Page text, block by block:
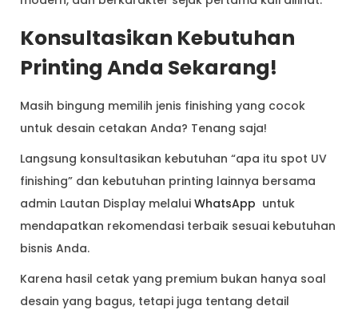
Konsultasikan Kebutuhan
Printing Anda Sekarang!
Masih bingung memilih jenis finishing yang cocok
untuk desain cetakan Anda? Tenang saja!
Langsung konsultasikan kebutuhan “apa itu spot UV
finishing” dan kebutuhan printing lainnya bersama
admin Lautan Display melalui WhatsApp untuk
mendapatkan rekomendasi terbaik sesuai kebutuhan
bisnis Anda.
Karena hasil cetak yang premium bukan hanya soal
desain yang bagus, tetapi juga tentang detail